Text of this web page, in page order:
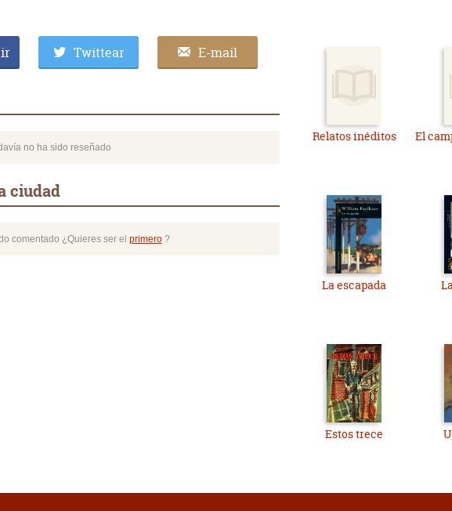
Twittear E-mail
no ha sido reseñado
ciudad
comentado ¿Quieres ser el primero?
Relatos inéditos
El
La escapada
Estos trece